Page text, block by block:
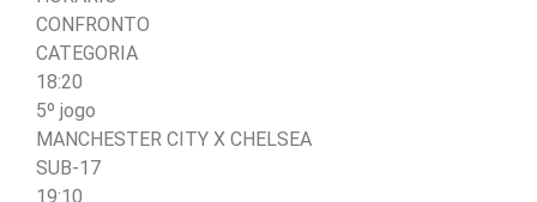
CONFRONTO
CATEGORIA
18:20
5º jogo
MANCHESTER CITY X CHELSEA
SUB-17
19:10